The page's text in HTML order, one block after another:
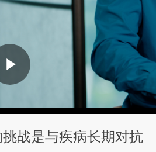
战是与疾病长期对抗